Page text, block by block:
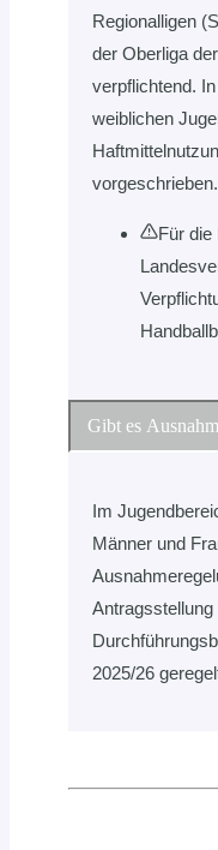
Regionalligen
der Oberliga
verpflichtend.
weiblichen
vorgeschrieben.
Für die
Gibt es
Im
Männer und
Antragsstellung
2025/26